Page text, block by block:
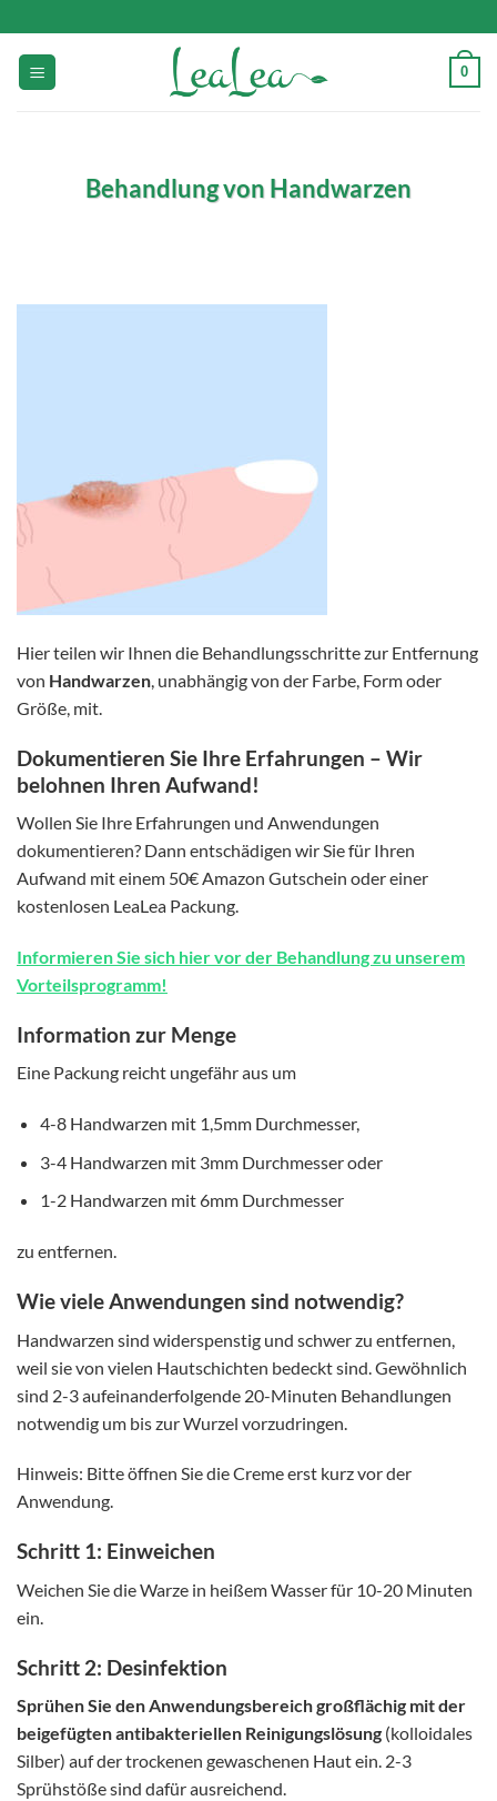
Inhalt
springen
0
Behandlung von Handwarzen
Hier teilen wir Ihnen die Behandlungsschritte zur Entfernung
von Handwarzen , unabhängig von der Farbe, Form oder
Größe, mit.
Dokumentieren Sie Ihre Erfahrungen – Wir
belohnen Ihren Aufwand!
Wollen Sie Ihre Erfahrungen und Anwendungen
dokumentieren? Dann entschädigen wir Sie für Ihren
Aufwand mit einem 50€ Amazon Gutschein oder einer
kostenlosen LeaLea Packung.
Informieren Sie sich hier vor der Behandlung zu unserem
Vorteilsprogramm!
Information zur Menge
Eine Packung reicht ungefähr aus um
4-8 Handwarzen mit 1,5mm Durchmesser,
3-4 Handwarzen mit 3mm Durchmesser oder
1-2 Handwarzen mit 6mm Durchmesser
zu entfernen.
Wie viele Anwendungen sind notwendig?
Handwarzen sind widerspenstig und schwer zu entfernen,
weil sie von vielen Hautschichten bedeckt sind. Gewöhnlich
sind 2-3 aufeinanderfolgende 20-Minuten Behandlungen
notwendig um bis zur Wurzel vorzudringen.
Hinweis: Bitte öffnen Sie die Creme erst kurz vor der
Anwendung.
Schritt 1: Einweichen
Weichen Sie die Warze in heißem Wasser für 10-20 Minuten
ein.
Schritt 2: Desinfektion
Sprühen Sie den Anwendungsbereich großflächig mit der
beigefügten antibakteriellen Reinigungslösung (kolloidales
Silber) auf der trockenen gewaschenen Haut ein. 2-3
Sprühstöße sind dafür ausreichend.